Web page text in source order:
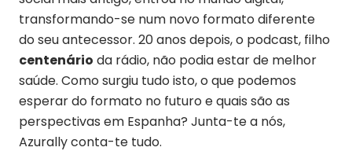
transformando-se num novo formato diferente
do seu antecessor. 20 anos depois, o podcast, filho
centenário da rádio, não podia estar de melhor
saúde. Como surgiu tudo isto, o que podemos
esperar do formato no futuro e quais são as
perspectivas em Espanha? Junta-te a nós,
Azurally conta-te tudo.